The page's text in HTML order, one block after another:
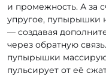
и промежность. А за
упругое, пупырышки
— создавая
через обратную
пупырышки
пульсирует от её